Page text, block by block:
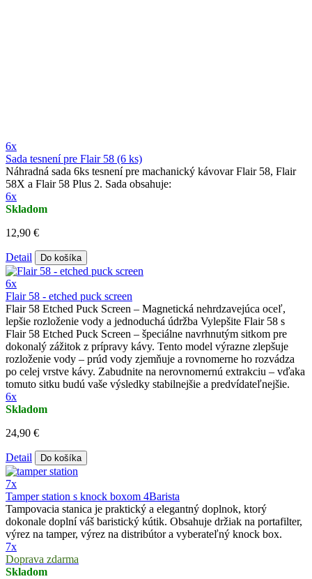
6x
Sada tesnení pre Flair 58 (6 ks)
Náhradná sada 6ks tesnení pre machanický kávovar Flair 58, Flair
58X a Flair 58 Plus 2. Sada obsahuje:
6x
Skladom
12,90 €
Detail Do košíka
6x
Flair 58 - etched puck screen
Flair 58 Etched Puck Screen – Magnetická nehrdzavejúca oceľ,
lepšie rozloženie vody a jednoduchá údržba Vylepšite Flair 58 s
Flair 58 Etched Puck Screen – špeciálne navrhnutým sitkom pre
dokonalý zážitok z prípravy kávy. Tento model výrazne zlepšuje
rozloženie vody – prúd vody zjemňuje a rovnomerne ho rozvádza
po celej vrstve kávy. Zabudnite na nerovnomernú extrakciu – vďaka
tomuto sitku budú vaše výsledky stabilnejšie a predvídateľnejšie.
6x
Skladom
24,90 €
Detail Do košíka
7x
Tamper station s knock boxom 4Barista
Tampovacia stanica je praktický a elegantný doplnok, ktorý
dokonale doplní váš baristický kútik. Obsahuje držiak na portafilter,
výrez na tamper, výrez na distribútor a vyberateľný knock box.
7x
Doprava zdarma
Skladom